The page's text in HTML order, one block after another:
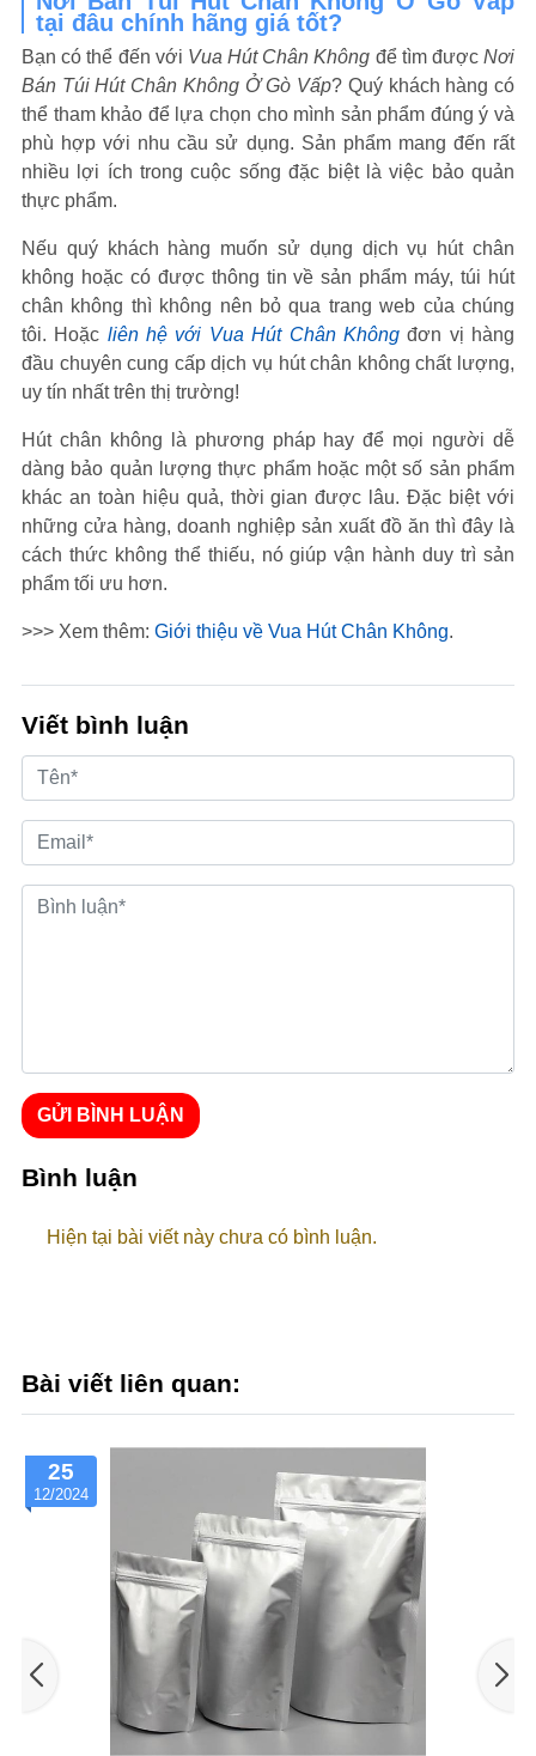
tại đâu chính hãng giá tốt?
Bạn có thể đến với Vua Hút Chân Không để tìm đượcNơi
Bán Túi Hút Chân Không Ở Gò Vấp? Quý khách hàng có
thể tham khảo để lựa chọn cho mình sản phẩm đúng ý và
phù hợp với nhu cầu sử dụng. Sản phẩm mang đến rất
nhiều lợi ích trong cuộc sống đặc biệt là việc bảo quản
thực phẩm.
Nếu quý khách hàng muốn sử dụng dịch vụ hút chân
không hoặc có được thông tin về sản phẩm máy, túi hút
chân không thì không nên bỏ qua trang web của chúng
tôi. Hoặc liên hệ với Vua Hút Chân Khôngđơn vị hàng
đầu chuyên cung cấp dịch vụ hút chân không chất lượng,
uy tín nhất trên thị trường!
Hút chân không là phương pháp hay để mọi người dễ
dàng bảo quản lượng thực phẩm hoặc một số sản phẩm
khác an toàn hiệu quả, thời gian được lâu. Đặc biệt với
những cửa hàng, doanh nghiệp sản xuất đồ ăn thì đây là
cách thức không thể thiếu, nó giúp vận hành duy trì sản
phẩm tối ưu hơn.
>>> Xem thêm: Giới thiệu về Vua Hút Chân Không.
Viết bình luận
GỬI BÌNH LUẬN
Bình luận
Hiện tại bài viết này chưa có bình luận.
Bài viết liên quan:
12/2024